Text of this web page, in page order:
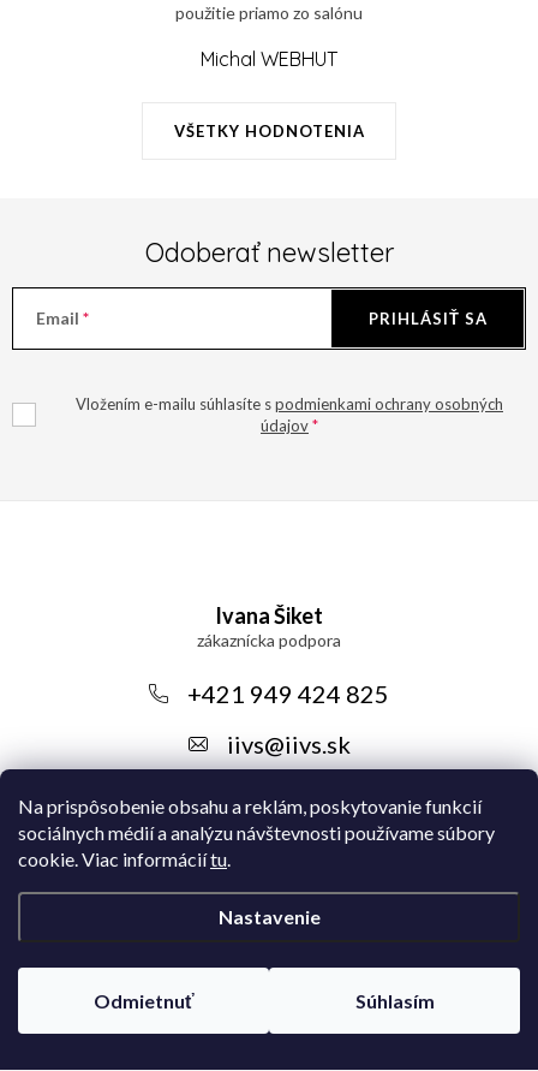
Na prispôsobenie obsahu a reklám, poskytovanie funkcií
sociálnych médií a analýzu návštevnosti používame súbory
cookie. Viac informáciítu.
Nastavenie
Odmietnuť Súhlasím
VŠETKY HODNOTENIA
použitie priamo zo salónu
Michal WEBHUT
Odoberať newsletter
Email
Vložením e-mailu súhlasíte spodmienkami ochrany osobných
údajov
PRIHLÁSIŤ SA
i
Ivana Šiket
+421 949 424 825
iivs@iivs.sk